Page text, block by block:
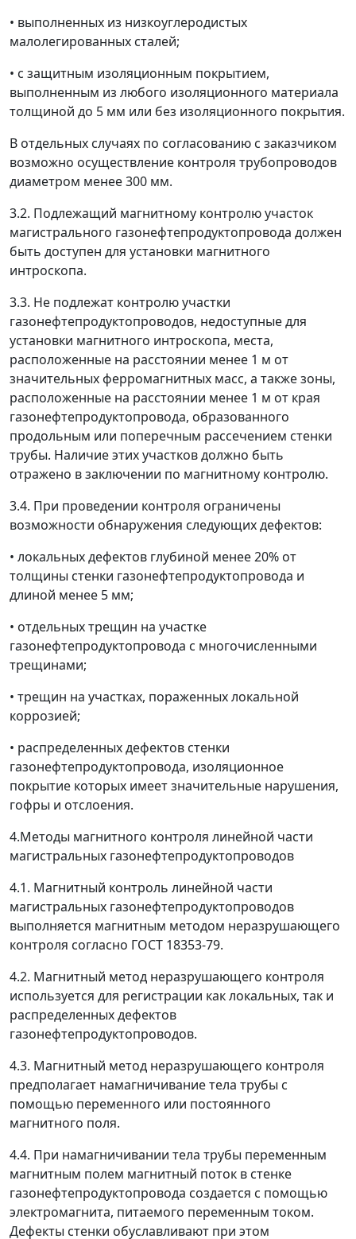
• выполненных из низкоуглеродистых
малолегированных сталей;
• с защитным изоляционным покрытием,
выполненным из любого изоляционного материала
толщиной до 5 мм или без изоляционного покрытия.
В отдельных случаях по согласованию с заказчиком
возможно осуществление контроля трубопроводов
диаметром менее 300 мм.
3.2. Подлежащий магнитному контролю участок
магистрального газонефтепродуктопровода должен
быть доступен для установки магнитного
интроскопа.
3.3. Не подлежат контролю участки
газонефтепродуктопроводов, недоступные для
установки магнитного интроскопа, места,
расположенные на расстоянии менее 1 м от
значительных ферромагнитных масс, а также зоны,
расположенные на расстоянии менее 1 м от края
газонефтепродуктопровода, образованного
продольным или поперечным рассечением стенки
трубы. Наличие этих участков должно быть
отражено в заключении по магнитному контролю.
3.4. При проведении контроля ограничены
возможности обнаружения следующих дефектов:
• локальных дефектов глубиной менее 20% от
толщины стенки газонефтепродуктопровода и
длиной менее 5 мм;
• отдельных трещин на участке
газонефтепродуктопровода с многочисленными
трещинами;
• трещин на участках, пораженных локальной
коррозией;
• распределенных дефектов стенки
газонефтепродуктопровода, изоляционное
покрытие которых имеет значительные нарушения,
гофры и отслоения.
4.Методы магнитного контроля линейной части
магистральных газонефтепродуктопроводов
4.1. Магнитный контроль линейной части
магистральных газонефтепродуктопроводов
выполняется магнитным методом неразрушающего
контроля согласно ГОСТ 18353-79.
4.2. Магнитный метод неразрушающего контроля
используется для регистрации как локальных, так и
распределенных дефектов
газонефтепродуктопроводов.
4.3. Магнитный метод неразрушающего контроля
предполагает намагничивание тела трубы с
помощью переменного или постоянного
магнитного поля.
4.4. При намагничивании тела трубы переменным
магнитным полем магнитный поток в стенке
газонефтепродуктопровода создается с помощью
электромагнита, питаемого переменным током.
Дефекты стенки обуславливают при этом